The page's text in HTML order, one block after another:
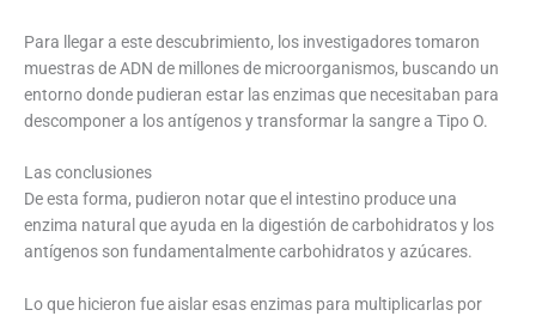
Para llegar a este descubrimiento, los investigadores tomaron
muestras de ADN de millones de microorganismos, buscando un
entorno donde pudieran estar las enzimas que necesitaban para
descomponer a los antígenos y transformar la sangre a Tipo O.
Las conclusiones
De esta forma, pudieron notar que el intestino produce una
enzima natural que ayuda en la digestión de carbohidratos y los
antígenos son fundamentalmente carbohidratos y azúcares.
Lo que hicieron fue aislar esas enzimas para multiplicarlas por